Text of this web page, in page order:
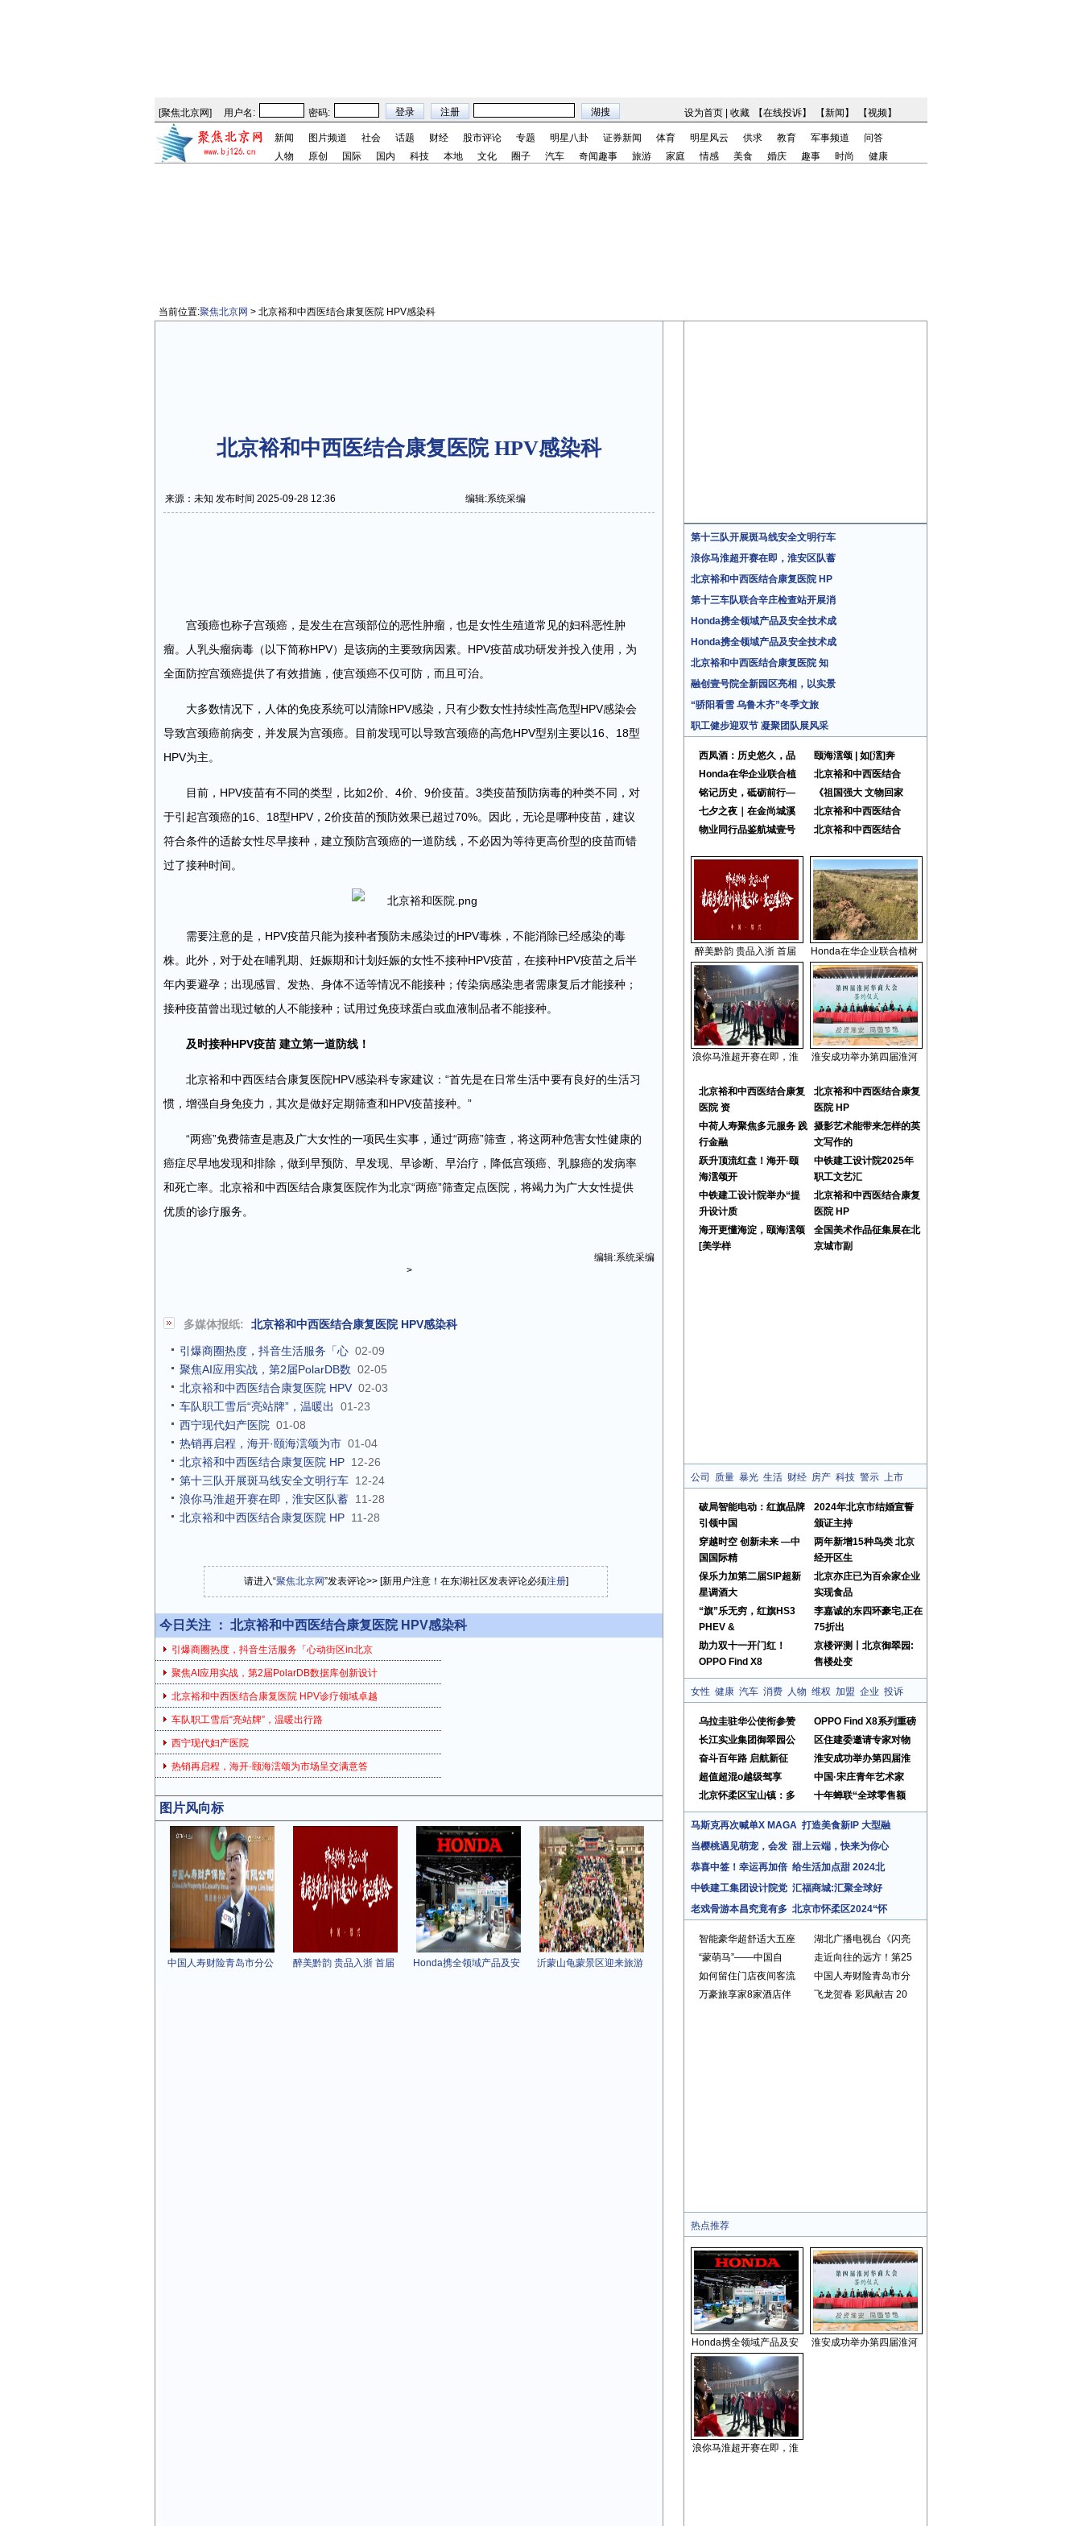
[聚焦北京网] 用户名: 密码: 设为首页 收藏 【在线投诉】 【新闻 】 【视频】
新闻 图片频道 社会 话题 财经 股市评论 专题 明星八卦 证券新闻 体育 明星风云 供求 教育 军事频道
问答
人物
原创 国际 国内 科技 本地 文化 圈子 汽车 奇闻趣事 旅游 家庭 情感 美食 婚庆 趣事 时尚 健康
当前位置:聚焦北京网 > 北京裕和中西医结合康复医院 HPV感染科
北京裕和中西医结合康复医院 HPV感染科
来源：未知 发布时间 2025-09-28 12:36 编辑:系统采编
宫颈癌也称子宫颈癌，是发生在宫颈部位的恶性肿瘤，也是女性生殖道常见的妇科恶性肿
瘤。人乳头瘤病毒（以下简称HPV）是该病的主要致病因素。HPV疫苗成功研发并投入使用，为
全面防控宫颈癌提供了有效措施，使宫颈癌不仅可防，而且可治。
大多数情况下，人体的免疫系统可以清除HPV感染，只有少数女性持续性高危型HPV感染会
导致宫颈癌前病变，并发展为宫颈癌。目前发现可以导致宫颈癌的高危HPV型别主要以16、18型
HPV为主。
目前，HPV疫苗有不同的类型，比如2价、4价、9价疫苗。3类疫苗预防病毒的种类不同，对
于引起宫颈癌的16、18型HPV，2价疫苗的预防效果已超过70%。因此，无论是哪种疫苗，建议
符合条件的适龄女性尽早接种，建立预防宫颈癌的一道防线，不必因为等待更高价型的疫苗而错
过了接种时间。
需要注意的是，HPV疫苗只能为接种者预防未感染过的HPV毒株，不能消除已经感染的毒
株。此外，对于处在哺乳期、妊娠期和计划妊娠的女性不接种HPV疫苗，在接种HPV疫苗之后半
年内要避孕；出现感冒、发热、身体不适等情况不能接种；传染病感染患者需康复后才能接种；
接种疫苗曾出现过敏的人不能接种；试用过免疫球蛋白或血液制品者不能接种。
及时接种HPV疫苗 建立第一道防线！
北京裕和中西医结合康复医院HPV感染科专家建议：“首先是在日常生活中要有良好的生活习
惯，增强自身免疫力，其次是做好定期筛查和HPV疫苗接种。”
“两癌”免费筛查是惠及广大女性的一项民生实事，通过“两癌”筛查，将这两种危害女性健康的
癌症尽早地发现和排除，做到早预防、早发现、早诊断、早治疗，降低宫颈癌、乳腺癌的发病率
和死亡率。北京裕和中西医结合康复医院作为北京“两癌”筛查定点医院，将竭力为广大女性提供
优质的诊疗服务。
编辑:系统采编
>
多媒体报纸: 北京裕和中西医结合康复医院 HPV感染科
引爆商圈热度，抖音生活服务「心 02-09
聚焦AI应用实战，第2届PolarDB数 02-05
北京裕和中西医结合康复医院 HPV 02-03
车队职工雪后“亮站牌”，温暖出
01-23
西宁现代妇产医院 01-08
热销再启程，海开·颐海澐颂为市 01-04
北京裕和中西医结合康复医院 HP 12-26
第十三队开展斑马线安全文明行车 12-24
浪你马淮超开赛在即，淮安区队蓄 11-28
北京裕和中西医结合康复医院 HP 11-28
请进入“聚焦北京网”发表评论>> [新用户注意！在东湖社区发表评论必须注册]
今日关注 ： 北京裕和中西医结合康复医院 HPV感染科
引爆商圈热度，抖音生活服务「心动街区in北京
聚焦AI应用实战，第2届PolarDB数据库创新设计
北京裕和中西医结合康复医院 HPV诊疗领域卓越
车队职工雪后“亮站牌”，温暖出行路
西宁现代妇产医院
热销再启程，海开·颐海澐颂为市场呈交满意答
图片风向标
中国人寿财险青岛市分公 醉美黔韵 贵品入浙 首届 Honda携全领域产品及安 沂蒙山龟蒙景区迎来旅游
第十三队开展斑马线安全文明行车
浪你马淮超开赛在即，淮安区队蓄
北京裕和中西医结合康复医院 HP
第十三车队联合辛庄检查站开展消
Honda携全领域产品及安全技术成
Honda携全领域产品及安全技术成
北京裕和中西医结合康复医院 知
融创壹号院全新园区亮相，以实景
“骄阳看雪 乌鲁木齐”冬季文旅
职工健步迎双节 凝聚团队展风采
西凤酒：历史悠久，品
颐海澐颂 | 如[澐]奔
Honda在华企业联合植
北京裕和中西医结合
铭记历史，砥砺前行—
《祖国强大 文物回家
七夕之夜｜在金尚城溪
北京裕和中西医结合
物业同行品鉴航城壹号
北京裕和中西医结合
醉美黔韵 贵品入浙 首届 Honda在华企业联合植树
浪你马淮超开赛在即，淮 淮安成功举办第四届淮河
北京裕和中西医结合康复
医院 资
北京裕和中西医结合康复
医院 HP
中荷人寿聚焦多元服务 践
行金融
摄影艺术能带来怎样的英
文写作的
跃升顶流红盘！海开·颐
海澐颂开
中铁建工设计院2025年
职工文艺汇
中铁建工设计院举办“提
升设计质
北京裕和中西医结合康复
医院 HP
海开更懂海淀，颐海澐颂
[美学样
全国美术作品征集展在北
京城市副
公司 质量 暴光 生活 财经 房产 科技 警示 上市
破局智能电动：红旗品牌
引领中国
2024年北京市结婚宣誓
颁证主持
穿越时空 创新未来 —中
国国际精
两年新增15种鸟类 北京
经开区生
保乐力加第二届SIP超新
星调酒大
北京亦庄已为百余家企业
实现食品
“旗”乐无穷，红旗HS3
PHEV &
李嘉诚的东四环豪宅,正在
75折出
助力双十一开门红！
OPPO Find X8
京楼评测丨北京御翠园:
售楼处变
女性 健康 汽车 消费 人物 维权 加盟 企业 投诉
乌拉圭驻华公使衔参赞
OPPO Find X8系列重磅
长江实业集团御翠园公
区住建委邀请专家对物
奋斗百年路 启航新征
淮安成功举办第四届淮
超值超混o越级驾享
中国·宋庄青年艺术家
北京怀柔区宝山镇：多
十年蝉联“全球零售额
马斯克再次喊单X MAGA 打造美食新IP 大型融
当樱桃遇见萌宠，会发 甜上云端，快来为你心
恭喜中签！幸运再加倍 给生活加点甜 2024北
中铁建工集团设计院党 汇福商城:汇聚全球好
老戏骨游本昌究竟有多 北京市怀柔区2024“怀
智能豪华超舒适大五座
湖北广播电视台《闪亮
“蒙萌马”——中国自
走近向往的远方！第25
如何留住门店夜间客流
中国人寿财险青岛市分
万豪旅享家8家酒店伴
飞龙贺春 彩凤献吉 20
热点推荐
Honda携全领域产品及安 淮安成功举办第四届淮河
浪你马淮超开赛在即，淮